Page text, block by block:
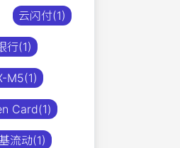
云闪付(1)
行(1)
M5(1)
Card(1)
流动(1)